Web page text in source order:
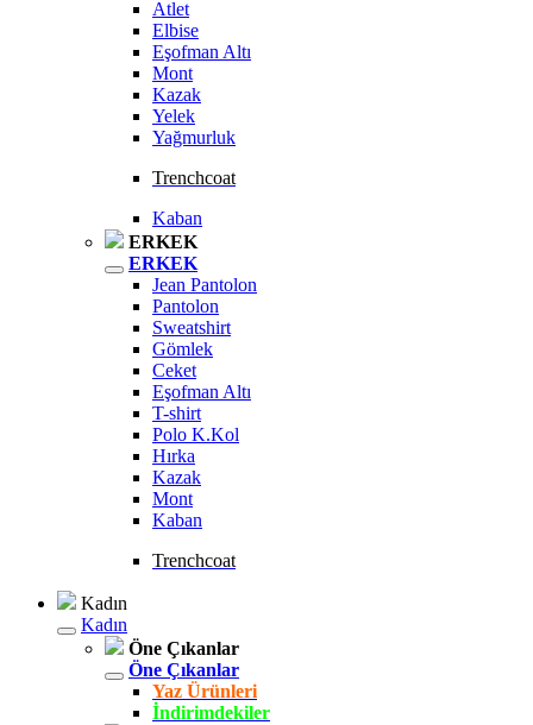
Atlet
Elbise
Eşofman Altı
Mont
Kazak
Yelek
Yağmurluk
Trenchcoat
Kaban
ERKEK
ERKEK
Jean Pantolon
Pantolon
Sweatshirt
Gömlek
Ceket
Eşofman Altı
T-shirt
Polo K.Kol
Hırka
Kazak
Mont
Kaban
Trenchcoat
Kadın
Kadın
Öne Çıkanlar
Öne Çıkanlar
Yaz Ürünleri
İndirimdekiler